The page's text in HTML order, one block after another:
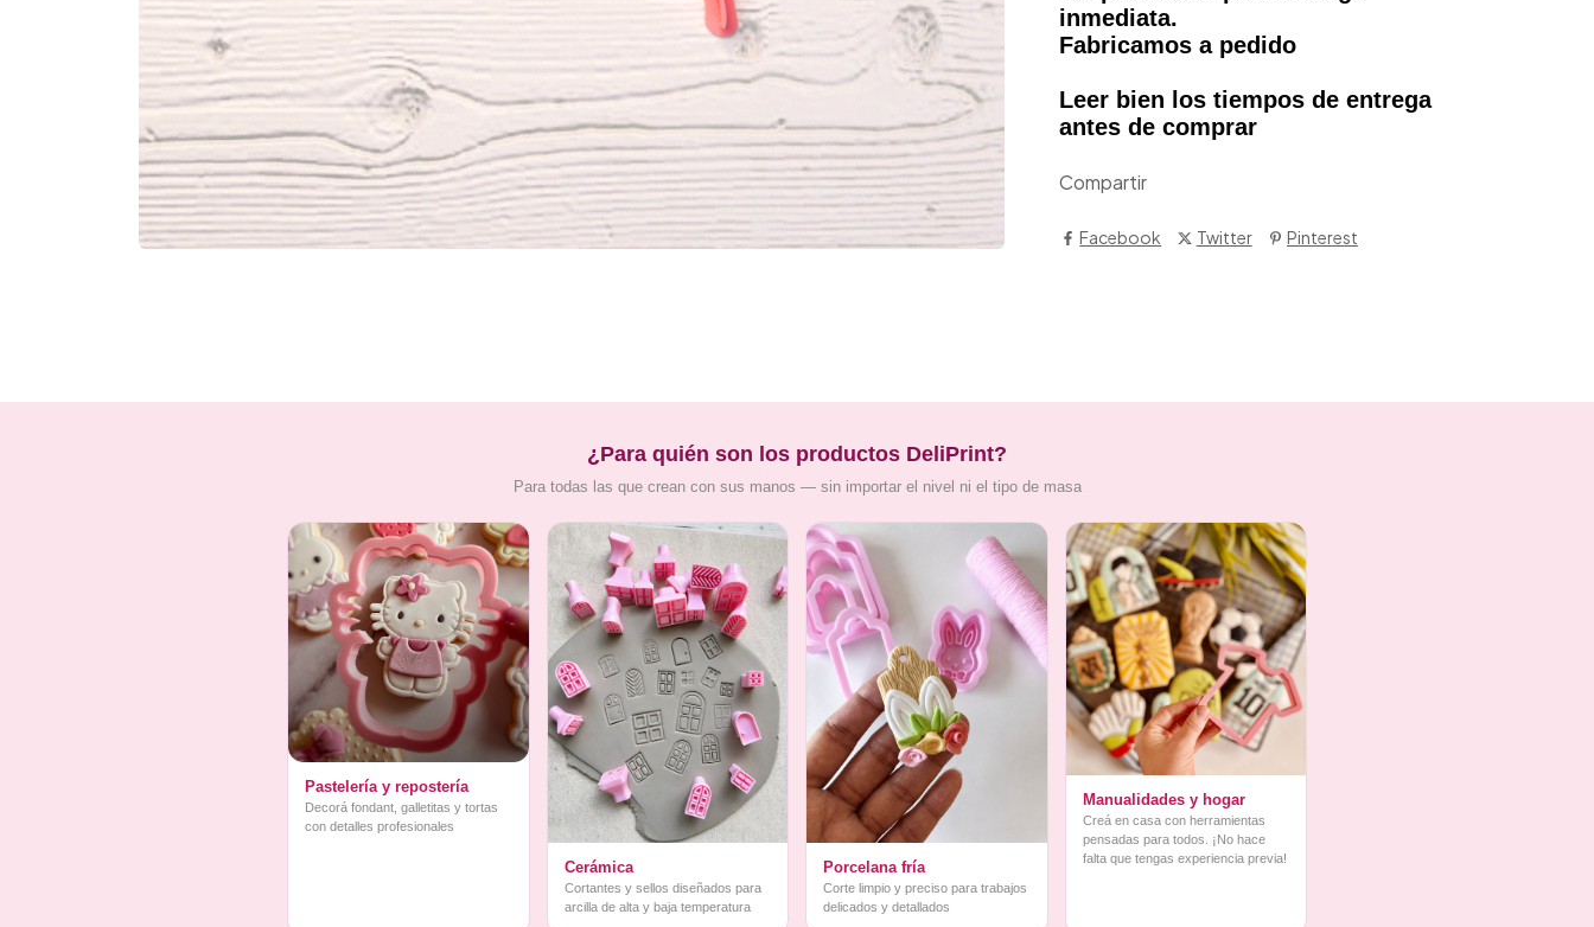
inmediata.
Fabricamos a pedido
Leer bien los tiempos de entrega
antes de comprar
Compartir
Facebook Twitter Pinterest
¿Para quién son los productos DeliPrint?
Para todas las que crean con sus manos — sin importar el nivel ni el tipo de masa
Pastelería y repostería
Decorá fondant, galletitas y tortas
con detalles profesionales
Cerámica
Cortantes y sellos diseñados para
arcilla de alta y baja temperatura
Porcelana fría
Corte limpio y preciso para trabajos
delicados y detallados
Manualidades y hogar
Creá en casa con herramientas
pensadas para todos. ¡No hace
falta que tengas experiencia previa!